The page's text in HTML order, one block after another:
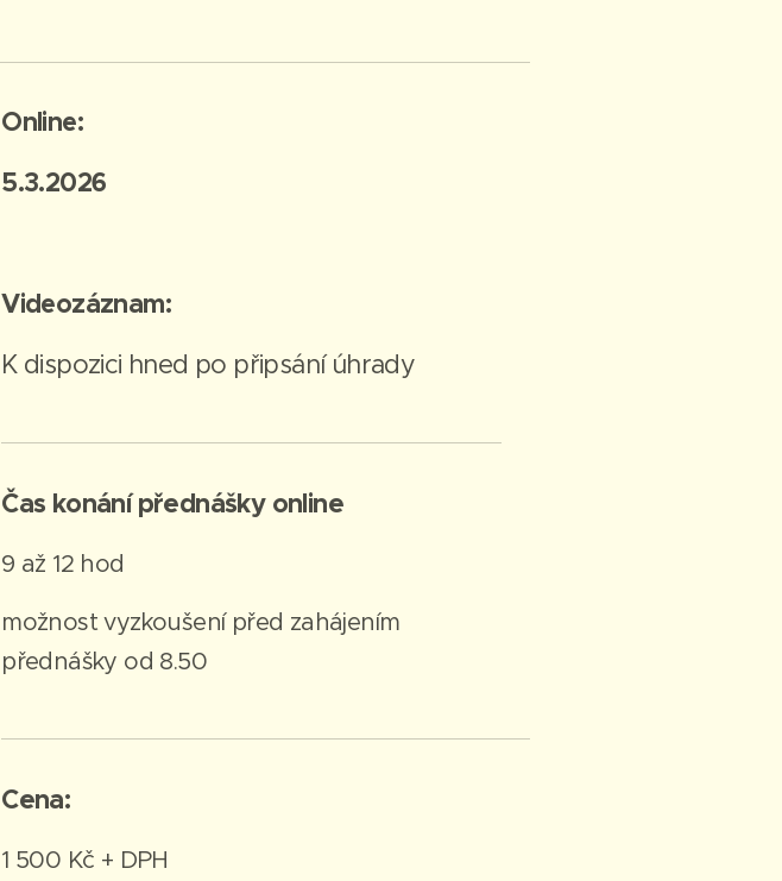
Online:
5.3.2026
Videozáznam:
K dispozici hned po připsání úhrady
Čas konání přednášky online
9 až 12 hod
možnost vyzkoušení před zahájením
přednášky od 8.50
Cena:
1 500 Kč + DPH